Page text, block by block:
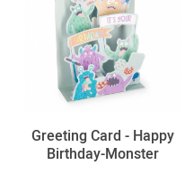
Greeting Card - Happy
Birthday-Monster